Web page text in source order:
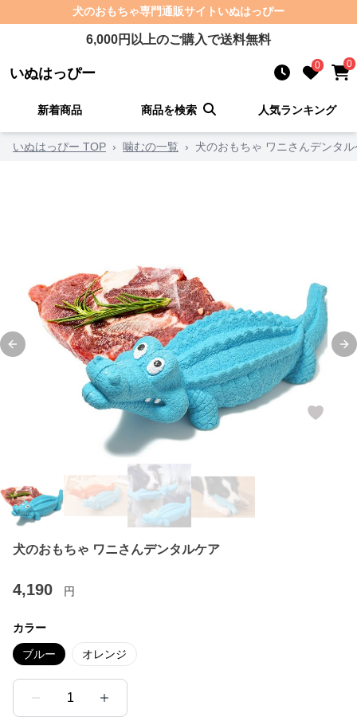
犬のおもちゃ専門通販サイト いぬはっぴー
6,000円以上のご購入で送料無料
いぬはっぴー 0 0
新着商品 商品を検索 人気ランキング
いぬはっぴー TOP › 噛むの一覧 › 犬のおもちゃ ワニさんデンタ
Previous slide
犬のおもちゃ ワニさんデンタルケア
4,190 円
カラー
ブルー オレンジ
1